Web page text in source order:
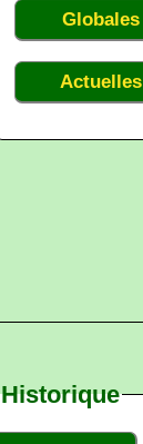
Globales
Actuelles
Historique